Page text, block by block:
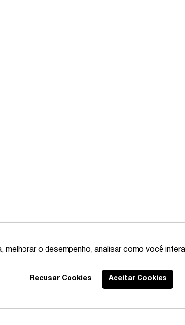
melhorar o desempenho, analisar como você
Recusar Cookies Aceitar Cookies